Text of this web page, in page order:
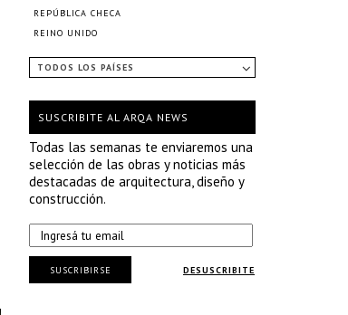
REPÚBLICA CHECA
REINO UNIDO
TODOS LOS PAÍSES
SUSCRIBITE AL ARQA NEWS
Todas las semanas te enviaremos una
selección de las obras y noticias más
destacadas de arquitectura, diseño y
construcción.
DESUSCRIBITE
SUSCRIBIRSE